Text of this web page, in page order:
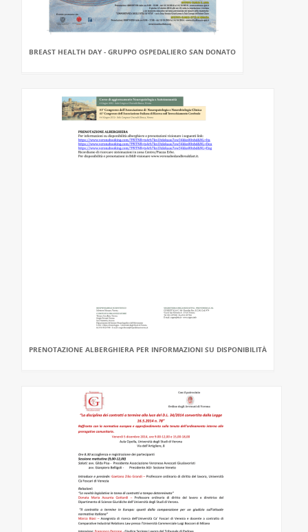
BREAST HEALTH DAY - GRUPPO OSPEDALIERO SAN DONATO
PRENOTAZIONE ALBERGHIERA PER INFORMAZIONI SU DISPONIBILITÀ